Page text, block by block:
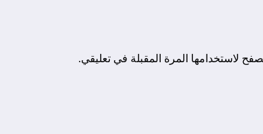
لاستخدامها المرة المقبلة في تعليقي.